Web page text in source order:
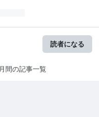
読者になる
間の記事一覧